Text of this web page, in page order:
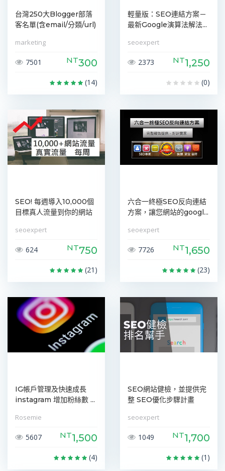
台灣250大Blogger部落
客名單(含email/分類/url)
marketing
7501 NT300
(14)
輕量版：SEO連結方案－
最新Google演算法解法...
seoexpert
2373 NT1,250
(0)
SEO! 每週導入10,000個
目標真人流量到你的網站
seoexpert
624 NT750
(21)
六合一終極SEO反向連結
方案，讓您網站的googl...
seoexpert
7726 NT1,650
(23)
IG帳戶管理及快速成長
instagram 增加粉絲數 ...
Rosemie
5607 NT1,500
(4)
SEO網站健檢，並提供完
整 SEO優化步驟計畫
seoexpert
1049 NT1,700
(1)